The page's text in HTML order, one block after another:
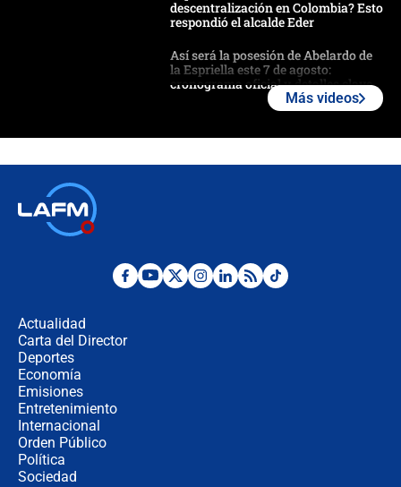
descentralización en Colombia? Esto
respondió el alcalde Eder
Así será la posesión de Abelardo de
la Espriella este 7 de agosto:
cronograma oficial y detalles clave
Las seis de las 6 con Juan Lozano |
Más videos
Actualidad
Carta del Director
Deportes
Economía
Emisiones
Entretenimiento
Internacional
Orden Público
Política
Sociedad